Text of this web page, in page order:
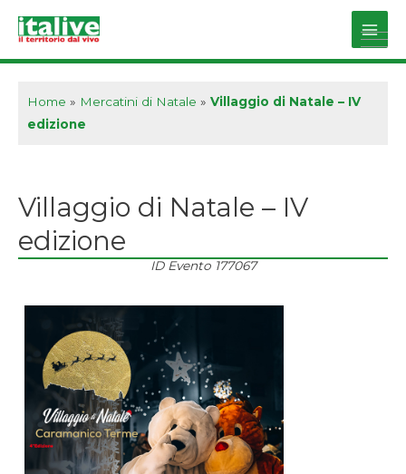
Main
Home » Mercatini di Natale » Villaggio di Natale – IV
edizione
Villaggio di Natale – IV
edizione
ID Evento 177067